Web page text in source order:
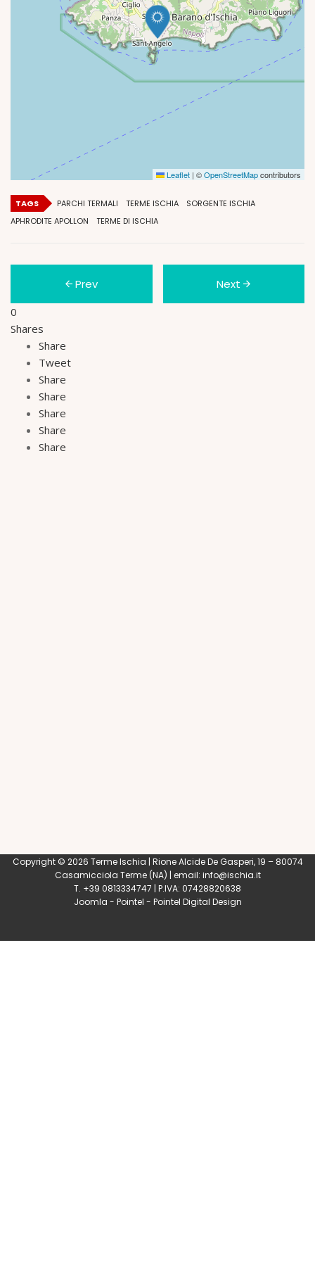
Leaflet | ©OpenStreetMapcontributors
TAGS PARCHI TERMALI TERME ISCHIA
SORGENTE ISCHIA
APHRODITE APOLLON
TERME DI ISCHIA
Prev Next
0
Shares
Share
Tweet
Share
Share
Share
Share
Share
Copyright © 2026 Terme Ischia | Rione Alcide De Gasperi, 19 – 80074
Casamicciola Terme(NA) | email: info@ischia.it
T. +39 0813334747 | P.IVA: 07428820638
Joomla - Pointel - Pointel Digital Design